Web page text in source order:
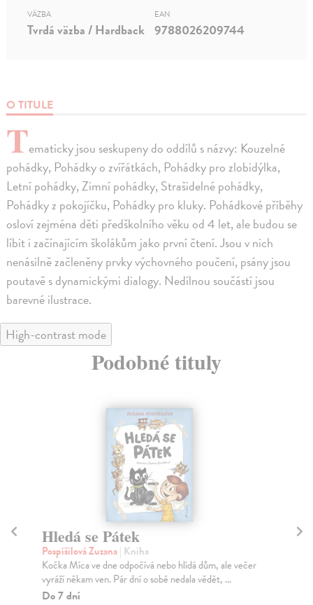
O TITULE
Tematicky jsou seskupeny do oddílů s názvy: Kouzelné
pohádky, Pohádky o zvířátkách, Pohádky pro zlobidýlka,
Letní pohádky, Zimní pohádky, Strašidelné pohádky,
Pohádky z pokojíčku, Pohádky pro kluky. Pohádkové příběhy
osloví zejména děti předškolního věku od 4 let, ale budou se
líbit i začínajícím školákům jako první čtení. Jsou v nich
nenásilně začleněny prvky výchovného poučení, psány jsou
poutavě s dynamickými dialogy. Nedílnou součástí jsou
barevné ilustrace.
VÄZBA
Tvrdá väzba / Hardback
EAN
9788026209744
High-contrast mode
Podobné tituly
Hledá se Pátek
Pospíšilová Zuzana| Kniha
Kočka Míca ve dne odpočívá nebo hlídá dům, ale večer
vyráží někam ven. Pár dní o sobě nedala vědět, ...
Do 7 dní